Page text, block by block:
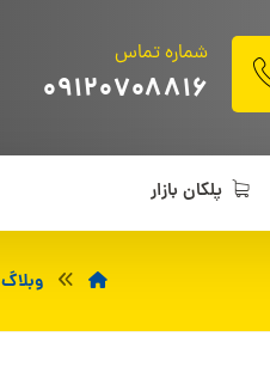
شماره تماس
۰۹۱۲۰۷۰۸۸۱۶
پلکان بازار
وبلاگ